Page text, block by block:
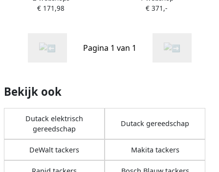
| Mtools
€ 171,98
64mm 4212014
€ 371,-
Pagina 1 van 1
Bekijk ook
Dutack elektrisch
gereedschap
Dutack gereedschap
DeWalt tackers Makita tackers